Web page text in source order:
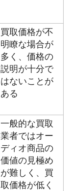
買取価格が不
明瞭な場合が
多く、価格の
説明が十分で
はないことが
ある
一般的な買取
業者ではオー
ディオ商品の
価値の見極め
が難しく、買
取価格が低く